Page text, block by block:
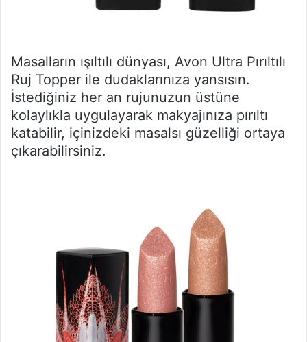
Masalların ışıltılı dünyası, Avon Ultra Pırıltılı
Ruj Topper ile dudaklarınıza yansısın.
İstediğiniz her an rujunuzun üstüne
kolaylıkla uygulayarak makyajınıza pırıltı
katabilir, içinizdeki masalsı güzelliği ortaya
çıkarabilirsiniz.